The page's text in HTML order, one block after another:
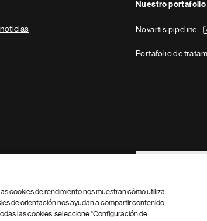
Nuestro portafolio
Novartis pipeline
Portafolio de
Footer Site
cookies de rendimiento nos muestran cómo utiliza
de orientación nos ayudan a compartir contenido
las cookies, seleccione "Configuración de